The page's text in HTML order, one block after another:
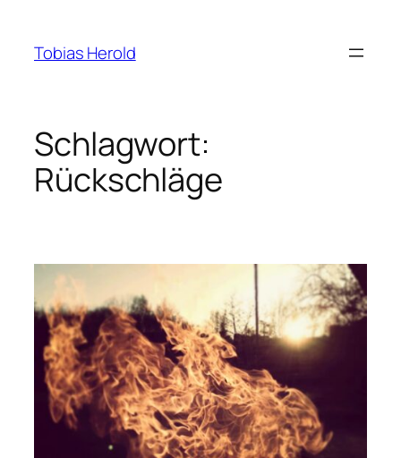
springen
Tobias Herold
Schlagwort:
Rückschläge